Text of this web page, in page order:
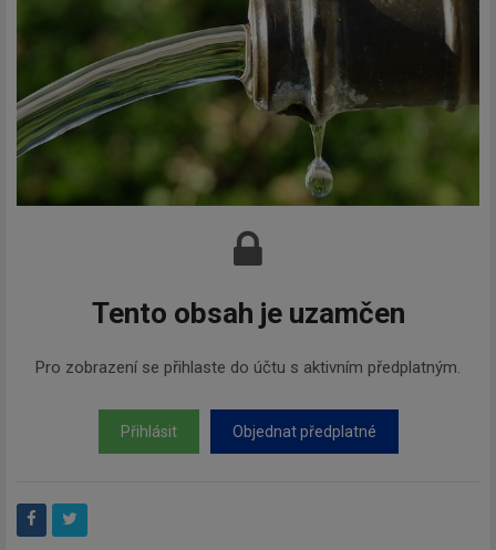
Tento obsah je uzamčen
Pro zobrazení se přihlaste do účtu s aktivním předplatným.
Přihlásit Objednat předplatné